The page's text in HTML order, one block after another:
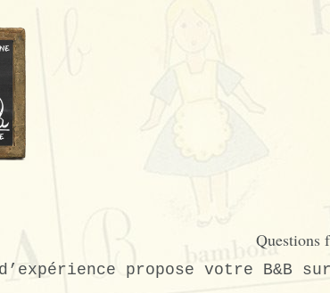
Questions
propose votre B&B